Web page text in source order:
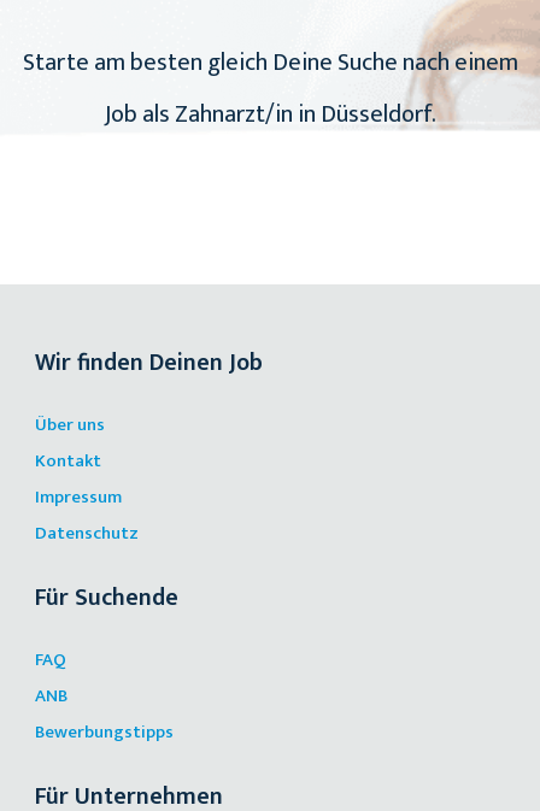
Starte am besten gleich Deine Suche nach einem
Job als Zahnarzt/in in Düsseldorf.
Wir finden Deinen Job
Über uns
Kontakt
Impressum
Datenschutz
Für Suchende
FAQ
ANB
Bewerbungstipps
Für Unternehmen